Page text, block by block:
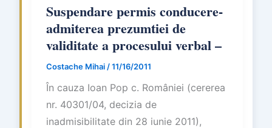
Suspendare permis conducere-
admiterea prezumtiei de
validitate a procesului verbal –
Costache Mihai /11/16/2011
În cauza Ioan Pop c. României (cererea
nr. 40301/04, decizia de
inadmisibilitate din 28 iunie 2011),